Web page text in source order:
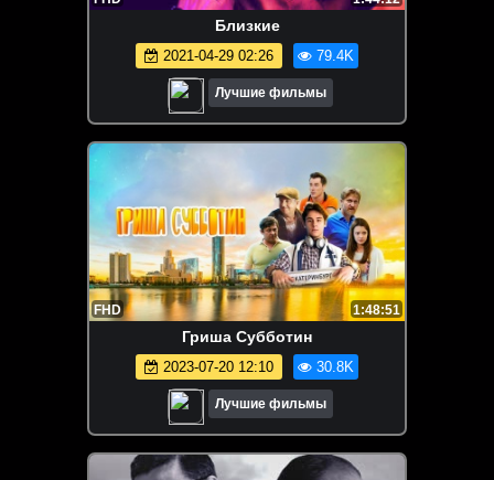
Близкие
2021-04-29 02:26 79.4K
Лучшие фильмы
FHD 1:48:51
Гриша Субботин
2023-07-20 12:10 30.8K
Лучшие фильмы